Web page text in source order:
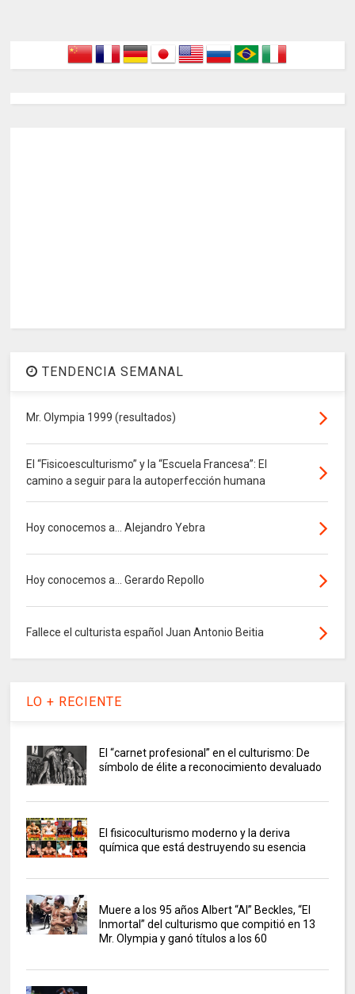
TENDENCIA SEMANAL
Mr. Olympia 1999 (resultados)
El “Fisicoesculturismo” y la “Escuela Francesa”: El
camino a seguir para la autoperfección humana
Hoy conocemos a... Alejandro Yebra
Hoy conocemos a... Gerardo Repollo
Fallece el culturista español Juan Antonio Beitia
LO + RECIENTE
El “carnet profesional” en el culturismo: De
símbolo de élite a reconocimiento devaluado
El fisicoculturismo moderno y la deriva
química que está destruyendo su esencia
Muere a los 95 años Albert “Al” Beckles, “El
Inmortal” del culturismo que compitió en 13
Mr. Olympia y ganó títulos a los 60